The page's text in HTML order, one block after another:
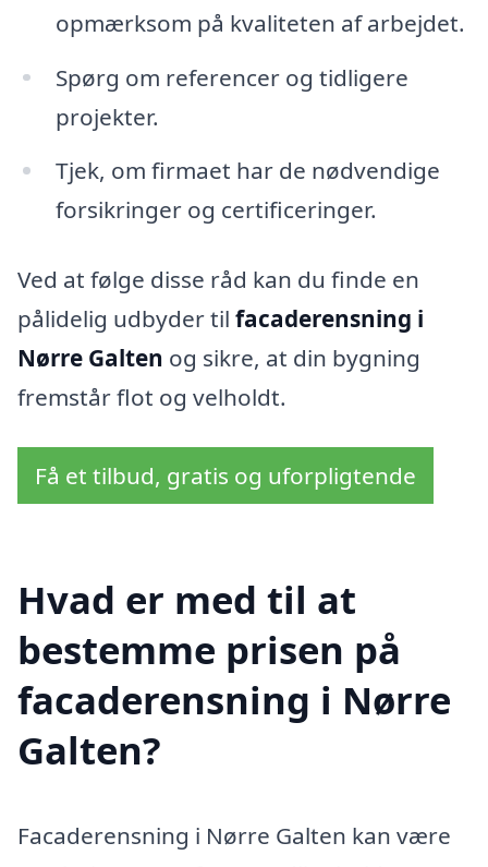
opmærksom på kvaliteten af arbejdet.
Spørg om referencer og tidligere
projekter.
Tjek, om firmaet har de nødvendige
forsikringer og certificeringer.
Ved at følge disse råd kan du finde en
pålidelig udbyder til facaderensning i
Nørre Galten og sikre, at din bygning
fremstår flot og velholdt.
Få et tilbud, gratis og uforpligtende
Hvad er med til at
bestemme prisen på
facaderensning i Nørre
Galten?
Facaderensning i Nørre Galten kan være